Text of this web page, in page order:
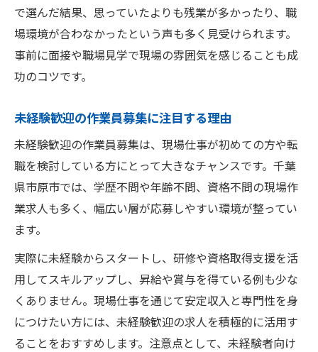
資格支援がある現場仕事でスキルを磨く
資格支援付き作業員募集で現場仕事に挑戦
現場作業員がスキルアップできる制度とは
作業員募集で注目すべき資格取得サポート
現場仕事で資格を活かし高収入を目指す方
法
スキルを磨ける作業員募集の見分け方
で選んだ結果、思っていたよりも残業が多かったり、職
場環境が合わなかったという声も多く見受けられます。
事前に面接や職場見学で現場の雰囲気を感じることも成
功のコツです。
未経験歓迎の作業員募集に注目する理由
未経験歓迎の作業員募集は、現場仕事が初めての方や転
職を検討している方にとって大きなチャンスです。千葉
県市原市では、学歴不問や年齢不問、資格不問の現場作
業求人も多く、幅広い層が応募しやすい環境が整ってい
ます。
実際に未経験からスタートし、研修や資格取得支援を活
用してスキルアップし、昇給や賞与を得ている例も少な
くありません。現場仕事を通じて安定収入と専門性を身
につけたい方には、未経験歓迎の求人を積極的に活用す
ることをおすすめします。注意点として、未経験者向け